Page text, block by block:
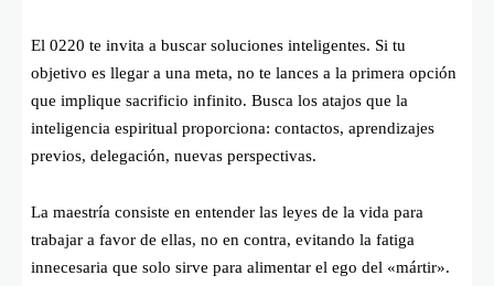
El 0220 te invita a buscar soluciones inteligentes. Si tu
objetivo es llegar a una meta, no te lances a la primera opción
que implique sacrificio infinito. Busca los atajos que la
inteligencia espiritual proporciona: contactos, aprendizajes
previos, delegación, nuevas perspectivas.
La maestría consiste en entender las leyes de la vida para
trabajar a favor de ellas, no en contra, evitando la fatiga
innecesaria que solo sirve para alimentar el ego del «mártir».